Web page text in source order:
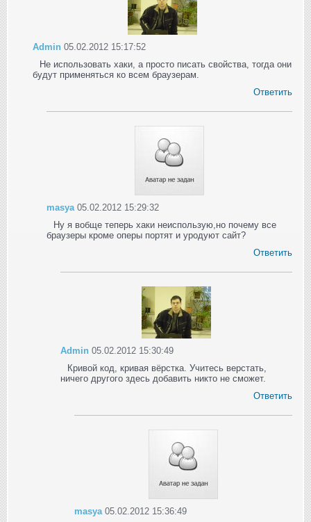
Admin 05.02.2012 15:17:52
Не использовать хаки, а просто писать свойства, тогда они
будут применяться ко всем браузерам.
Ответить
masya 05.02.2012 15:29:32
Ну я вобще теперь хаки неиспользую,но почему все
браузеры кроме оперы портят и уродуют сайт?
Ответить
Admin 05.02.2012 15:30:49
Кривой код, кривая вёрстка. Учитесь верстать,
ничего другого здесь добавить никто не сможет.
Ответить
masya 05.02.2012 15:36:49